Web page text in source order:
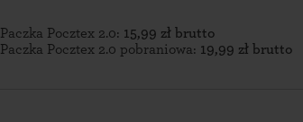
Paczka Pocztex 2.0: 15,99 zł brutto
Paczka Pocztex 2.0 pobraniowa: 19,99 zł brutto